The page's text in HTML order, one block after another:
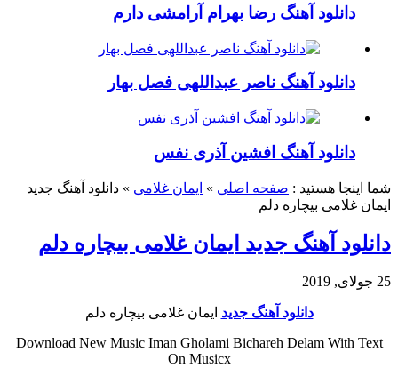
دانلود آهنگ رضا بهرام آرامشی دارم
دانلود آهنگ ناصر عبداللهی فصل بهار
دانلود آهنگ افشین آذری نفس
شما اینجا هستید : صفحه اصلی » ایمان غلامی » دانلود آهنگ جدید
ایمان غلامی بیچاره دلم
دانلود آهنگ جدید ایمان غلامی بیچاره دلم
25 جولای, 2019
دانلود آهنگ جدید ایمان غلامی بیچاره دلم
Download New Music Iman Gholami Bichareh Delam With Text
On Musicx